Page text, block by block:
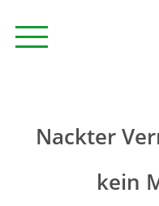
Nackter
kein